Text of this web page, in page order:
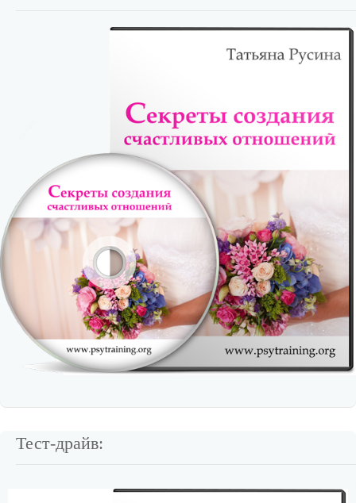
Тест-драйв: